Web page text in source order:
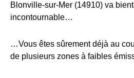
Blonville-sur-Mer (14910) va
incontournable…
…Vous êtes sûrement déjà au
de plusieurs zones à faibles